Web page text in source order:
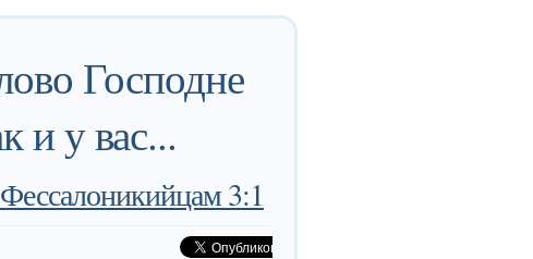
Господне
и у вас...
3:1